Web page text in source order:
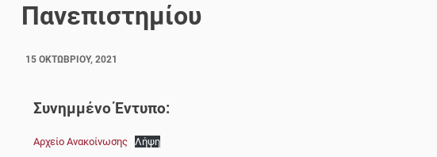
Πανεπιστημίου
15 ΟΚΤΩΒΡΊΟΥ, 2021
Συνημμένο Έντυπο:
Αρχείο Ανακοίνωσης Λήψη